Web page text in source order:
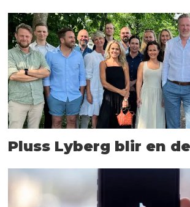
Pluss Lyberg blir en